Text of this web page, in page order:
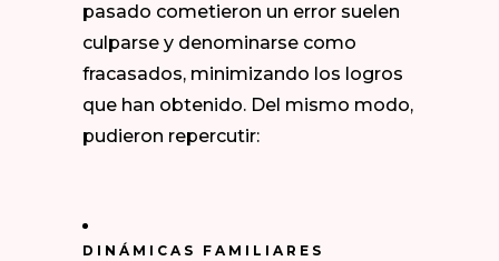
pasado cometieron un error suelen
culparse y denominarse como
fracasados, minimizando los logros
que han obtenido. Del mismo modo,
pudieron repercutir:
DINÁMICAS FAMILIARES